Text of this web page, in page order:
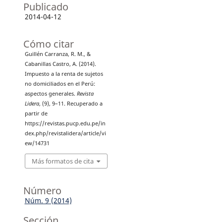
Publicado
2014-04-12
Cómo citar
Guillén Carranza, R. M., &
Cabanillas Castro, A. (2014).
Impuesto a la renta de sujetos
no domiciliados en el Perú:
aspectos generales. Revista
Lidera, (9), 9–11. Recuperado a
partir de
https://revistas.pucp.edu.pe/in
dex.php/revistalidera/article/vi
ew/14731
Más formatos de cita
Número
Núm. 9 (2014)